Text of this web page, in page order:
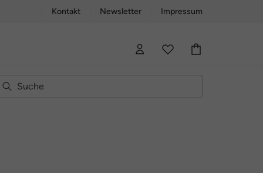
Kontakt Newsletter Impressum